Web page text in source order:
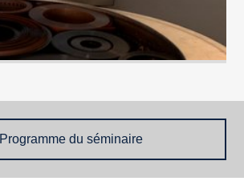
Programme du séminaire